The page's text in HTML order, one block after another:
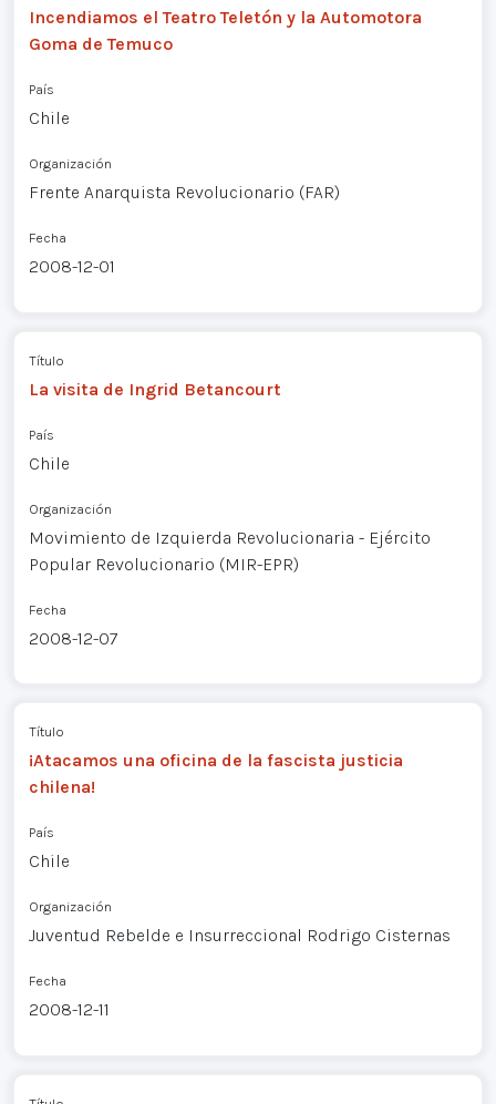
Incendiamos el Teatro Teletón y la Automotora
Goma de Temuco
País
Chile
Organización
Frente Anarquista Revolucionario (FAR)
Fecha
2008-12-01
Título
La visita de Ingrid Betancourt
País
Chile
Organización
Movimiento de Izquierda Revolucionaria - Ejército
Popular Revolucionario (MIR-EPR)
Fecha
2008-12-07
Título
¡Atacamos una oficina de la fascista justicia
chilena!
País
Chile
Organización
Juventud Rebelde e Insurreccional Rodrigo Cisternas
Fecha
2008-12-11